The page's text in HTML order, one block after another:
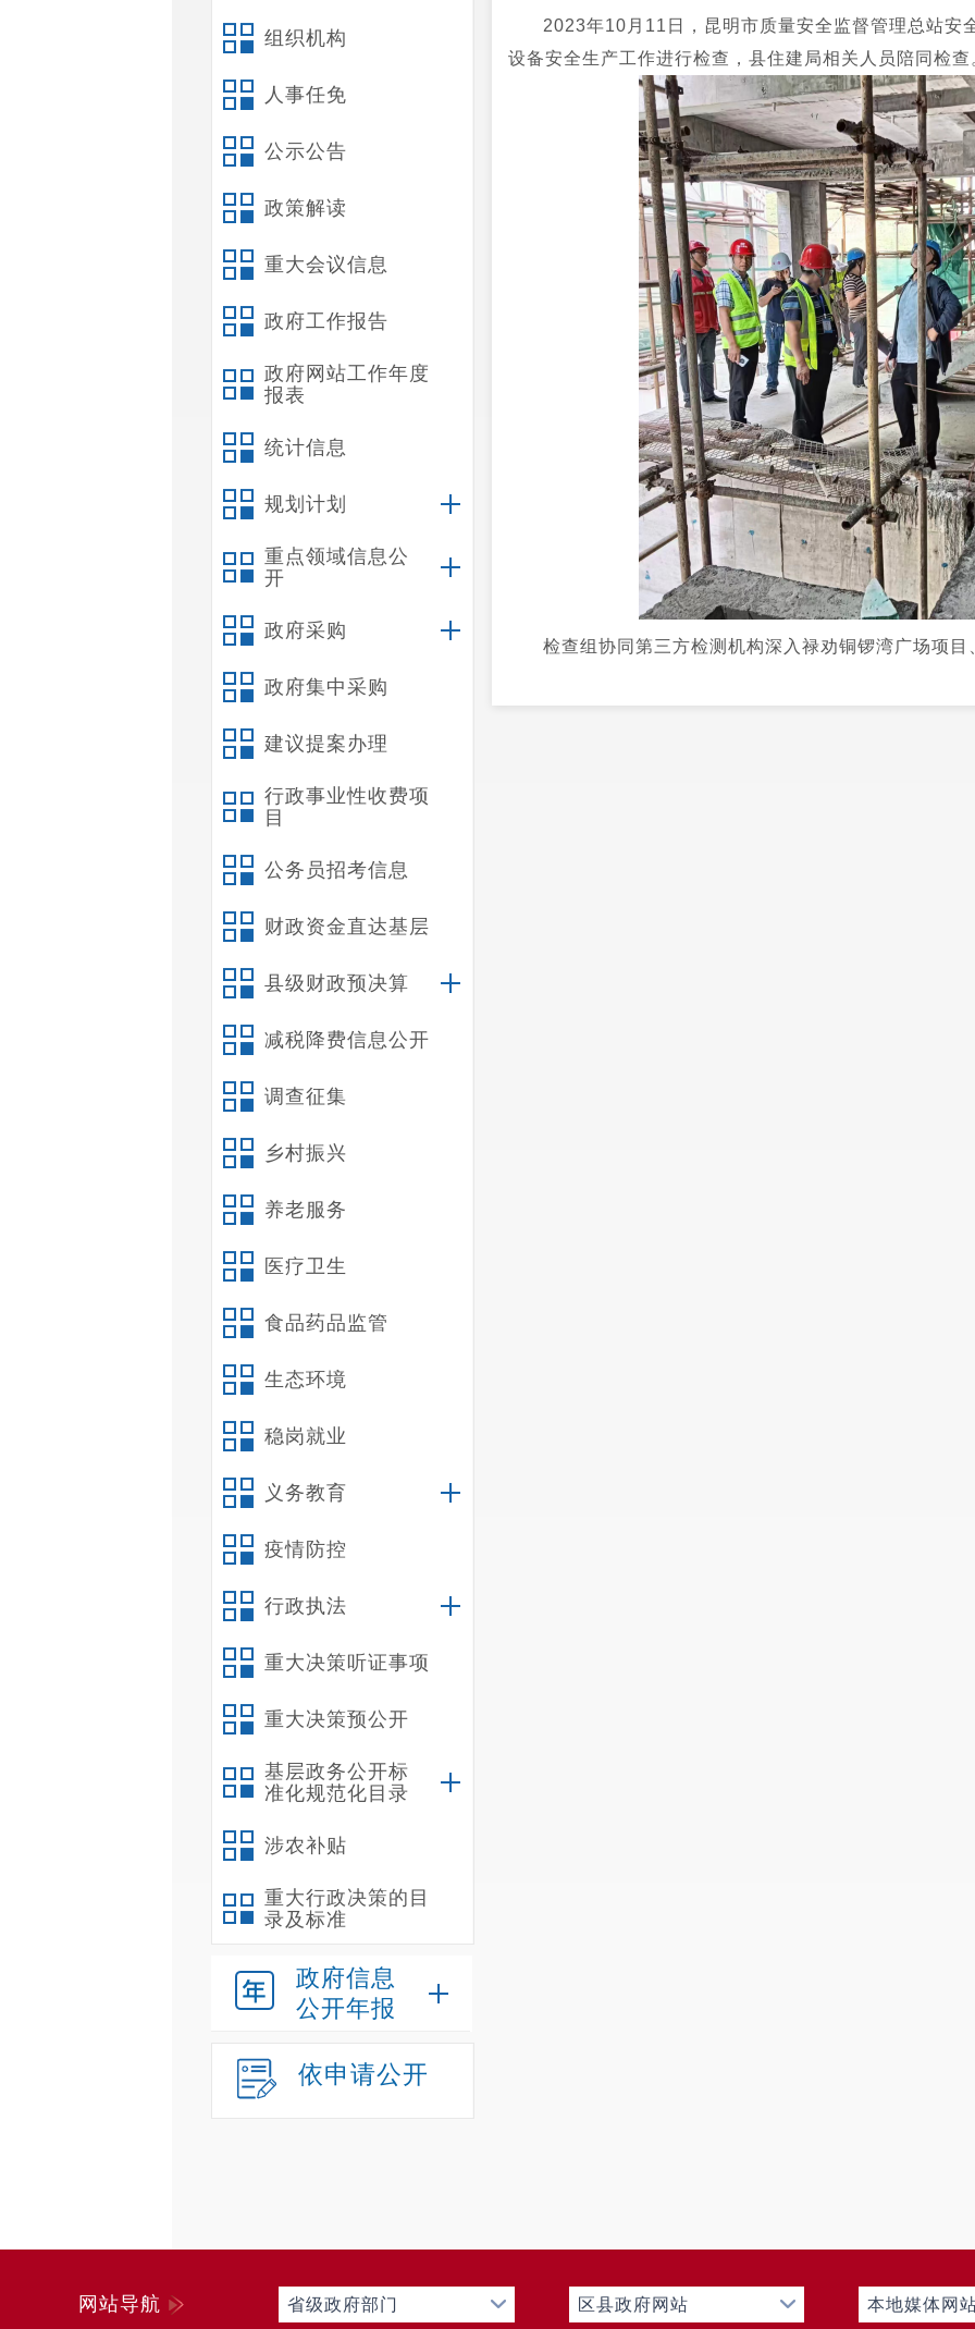
组织机构
人事任免
公示公告
政策解读
重大会议信息
政府工作报告
政府网站工作年度
报表
统计信息
规划计划
重点领域信息公
开
政府采购
政府集中采购
建议提案办理
行政事业性收费项
目
公务员招考信息
财政资金直达基层
县级财政预决算
减税降费信息公开
调查征集
乡村振兴
养老服务
医疗卫生
食品药品监管
生态环境
稳岗就业
义务教育
疫情防控
行政执法
重大决策听证事项
重大决策预公开
基层政务公开标
准化规范化目录
涉农补贴
重大行政决策的目
录及标准
政府信息
公开年报
依申请公开
2023年10月11日，昆明市质量安全监督管理总站安
设备安全生产工作进行检查，县住建局相关人员陪同检查
检查组协同第三方检测机构深入禄劝铜锣湾广场项
落实情况、建筑施工安全生产隐患排查整治工作情况四
网站导航 省级政府部门 区县政府网站 本地媒体网